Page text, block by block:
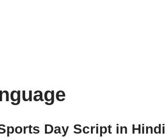
Day Script in Hindi